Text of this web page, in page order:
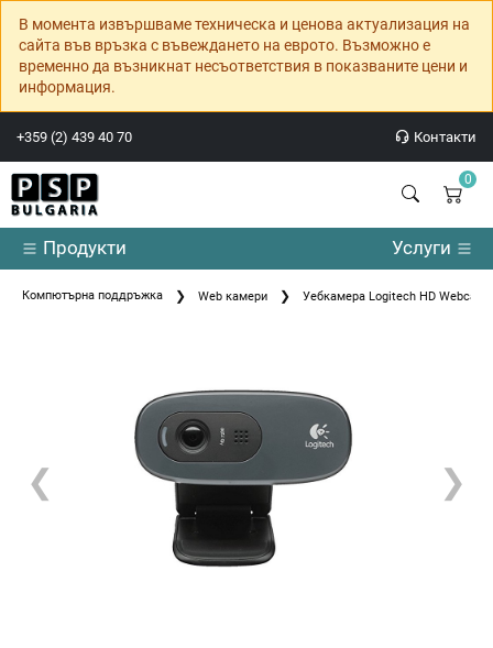
В момента извършваме техническа и ценова актуализация на
сайта във връзка с въвеждането на еврото. Възможно е
временно да възникнат несъответствия в показваните цени и
информация.
+359 (2) 439 40 70 Контакти
0
Продукти Услуги
Компютърна поддръжка Web камери Уебкамера Logitech HD Webcam
❮ ❯